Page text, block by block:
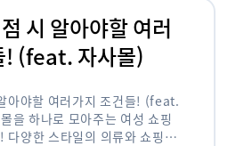
시 알아야할 여러
! (feat. 자사몰)
아야할 여러가지 조건들! (feat.
을 하나로 모아주는 여성 쇼핑
다양한 스타일의 의류와 쇼핑몰